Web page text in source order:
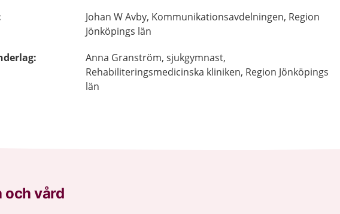
Johan W Avby, Kommunikationsavdelningen, Region
Jönköpings län
: Anna Granström, sjukgymnast,
Rehabiliteringsmedicinska kliniken, Region Jönköpings
län
och vård